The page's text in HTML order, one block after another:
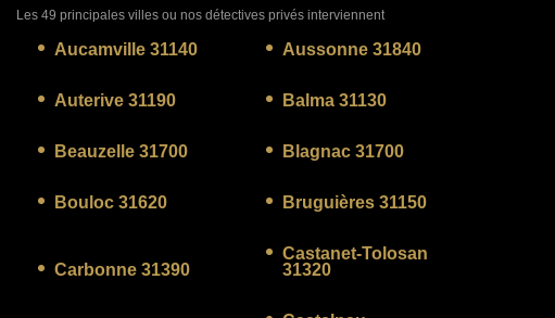
Les 49 principales villes ou nos détectives privés interviennent
Aucamville 31140 Aussonne 31840
Auterive 31190 Balma 31130
Beauzelle 31700 Blagnac 31700
Bouloc 31620 Bruguières 31150
Carbonne 31390
Castanet-Tolosan
31320